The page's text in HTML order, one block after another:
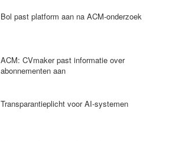
Bol past platform aan na ACM-onderzoek
ACM: CVmaker past informatie over
abonnementen aan
Transparantieplicht voor AI-systemen